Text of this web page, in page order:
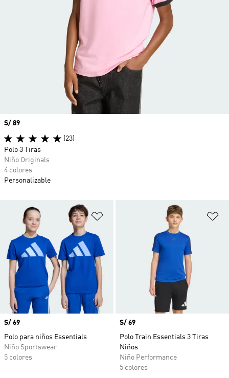
Añadir a la lista de deseos
Precio
S/ 69
Polo para niños Essentials
Niño Sportswear
5 colores
Precio
S/ 69
Polo Train Essentials 3 Tiras
Niños
Niño Performance
5 colores
Precio
S/ 89
(23)
Polo 3 Tiras
Niño Originals
4 colores
Personalizable